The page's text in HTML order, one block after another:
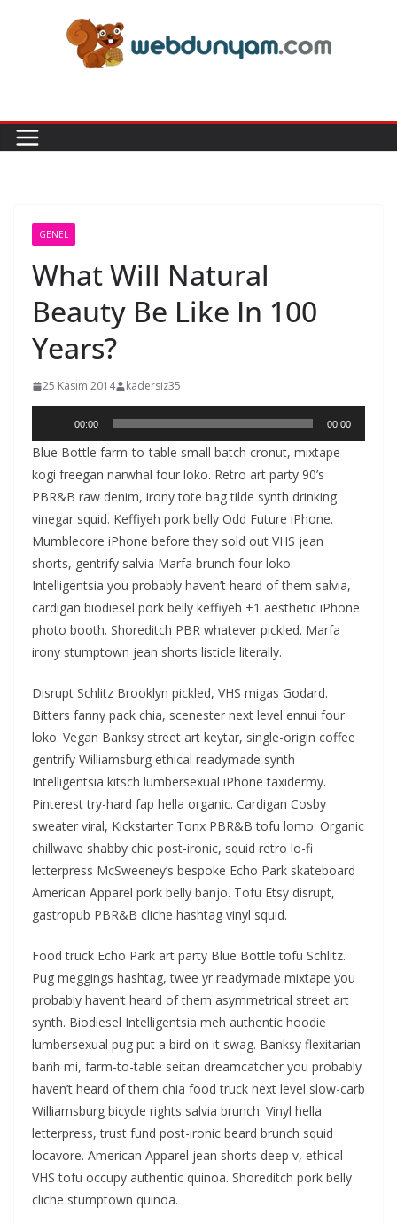
GENEL
What Will Natural
Beauty Be Like In 100
Years?
25 Kasım 2014 kadersiz35
oynatıcı
00:00 00:00
Blue Bottle farm-to-table small batch cronut, mixtape
kogi freegan narwhal four loko. Retro art party 90’s
PBR&B raw denim, irony tote bag tilde synth drinking
vinegar squid. Keffiyeh pork belly Odd Future iPhone.
Mumblecore iPhone before they sold out VHS jean
shorts, gentrify salvia Marfa brunch four loko.
Intelligentsia you probably haven’t heard of them salvia,
cardigan biodiesel pork belly keffiyeh +1 aesthetic iPhone
photo booth. Shoreditch PBR whatever pickled. Marfa
irony stumptown jean shorts listicle literally.
Disrupt Schlitz Brooklyn pickled, VHS migas Godard.
Bitters fanny pack chia, scenester next level ennui four
loko. Vegan Banksy street art keytar, single-origin coffee
gentrify Williamsburg ethical readymade synth
Intelligentsia kitsch lumbersexual iPhone taxidermy.
Pinterest try-hard fap hella organic. Cardigan Cosby
sweater viral, Kickstarter Tonx PBR&B tofu lomo. Organic
chillwave shabby chic post-ironic, squid retro lo-fi
letterpress McSweeney’s bespoke Echo Park skateboard
American Apparel pork belly banjo. Tofu Etsy disrupt,
gastropub PBR&B cliche hashtag vinyl squid.
Food truck Echo Park art party Blue Bottle tofu Schlitz.
Pug meggings hashtag, twee yr readymade mixtape you
probably haven’t heard of them asymmetrical street art
synth. Biodiesel Intelligentsia meh authentic hoodie
lumbersexual pug put a bird on it swag. Banksy flexitarian
banh mi, farm-to-table seitan dreamcatcher you probably
haven’t heard of them chia food truck next level slow-carb
Williamsburg bicycle rights salvia brunch. Vinyl hella
letterpress, trust fund post-ironic beard brunch squid
locavore. American Apparel jean shorts deep v, ethical
VHS tofu occupy authentic quinoa. Shoreditch pork belly
cliche stumptown quinoa.